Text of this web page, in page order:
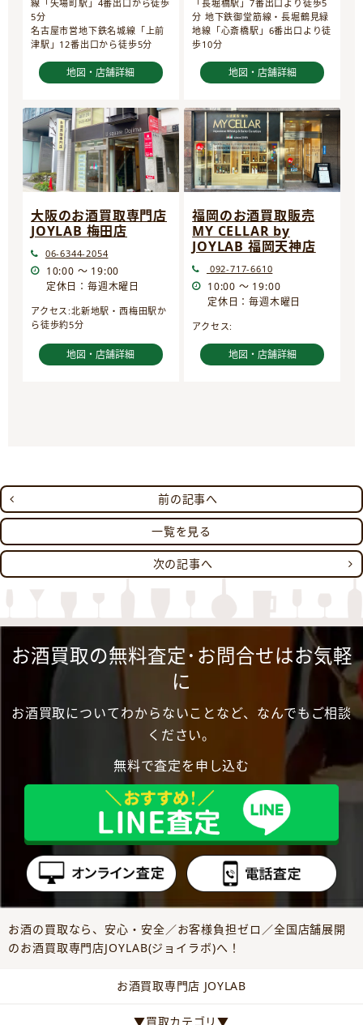
線「矢場町駅」4番出口から徒歩
5分
名古屋市営地下鉄名城線「上前
津駅」12番出口から徒歩5分
地図・店舗詳細
「長堀橋駅」7番出口より徒歩5
分 地下鉄御堂筋線・長堀鶴見緑
地線「心斎橋駅」6番出口より徒
歩10分
地図・店舗詳細
大阪のお酒買取専門店
JOYLAB 梅田店
06-6344-2054
10:00 ～ 19:00
定休日：毎週木曜日
アクセス:北新地駅・西梅田駅か
ら徒歩約5分
地図・店舗詳細
福岡のお酒買取販売
MY CELLAR by
JOYLAB 福岡天神店
092-717-6610
10:00 ～ 19:00
定休日：毎週木曜日
アクセス:
地図・店舗詳細
前の記事へ
一覧を見る
次の記事へ
お酒買取の無料査定･お問合せはお気軽
に
お酒買取についてわからないことなど、なんでもご相談
ください。
無料で査定を申し込む
お酒の買取なら、安心・安全／お客様負担ゼロ／全国店舗展開
のお酒買取専門店JOYLAB(ジョイラボ)へ！
お酒買取専門店 JOYLAB
▼買取カテゴリ▼